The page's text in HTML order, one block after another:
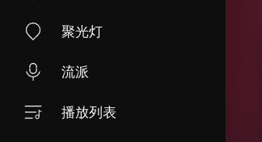
聚光灯
流派
播放列表